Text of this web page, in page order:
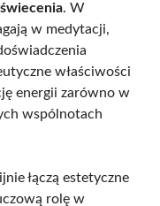
. W
w medytacji,
właściwości
energii zarówno w
wspólnotach
łączą estetyczne
rolę w